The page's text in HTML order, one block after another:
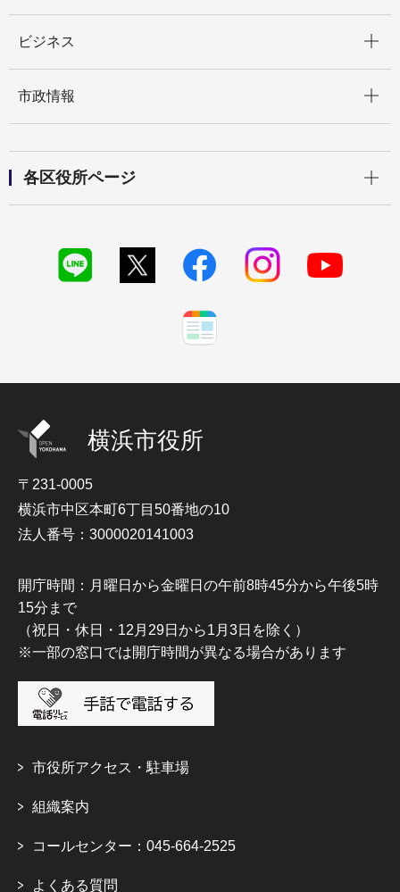
ビジネス
市政情報
各区役所ページ
横浜市役所
〒231-0005
横浜市中区本町6丁目50番地の10
法人番号：3000020141003
開庁時間：月曜日から金曜日の午前8時45分から午後5時
15分まで
（祝日・休日・12月29日から1月3日を除く）
※一部の窓口では開庁時間が異なる場合があります
市役所アクセス・駐車場
組織案内
コールセンター：045-664-2525
よくある質問